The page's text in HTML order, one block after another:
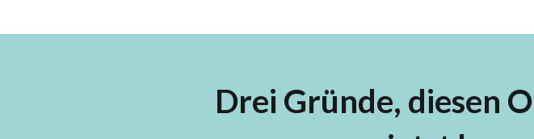
Drei Gründe, diesen